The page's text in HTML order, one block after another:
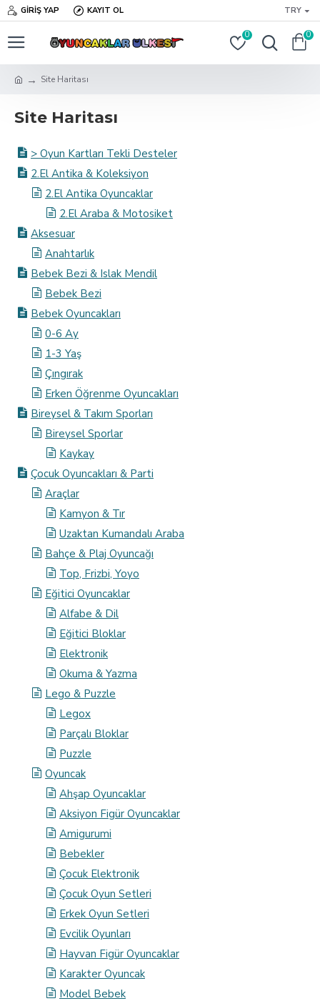
GIRIŞ YAP KAYIT OL TRY
0 0
Site Haritası
Site Haritası
> Oyun Kartları Tekli Desteler
2.El Antika & Koleksiyon
2.El Antika Oyuncaklar
2.El Araba & Motosiket
Aksesuar
Anahtarlık
Bebek Bezi & Islak Mendil
Bebek Bezi
Bebek Oyuncakları
0-6 Ay
1-3 Yaş
Çıngırak
Erken Öğrenme Oyuncakları
Bireysel & Takım Sporları
Bireysel Sporlar
Kaykay
Çocuk Oyuncakları & Parti
Araçlar
Kamyon & Tır
Uzaktan Kumandalı Araba
Bahçe & Plaj Oyuncağı
Top, Frizbi, Yoyo
Eğitici Oyuncaklar
Alfabe & Dil
Eğitici Bloklar
Elektronik
Okuma & Yazma
Lego & Puzzle
Legox
Parçalı Bloklar
Puzzle
Oyuncak
Ahşap Oyuncaklar
Aksiyon Figür Oyuncaklar
Amigurumi
Bebekler
Çocuk Elektronik
Çocuk Oyun Setleri
Erkek Oyun Setleri
Evcilik Oyunları
Hayvan Figür Oyuncaklar
Karakter Oyuncak
Model Bebek